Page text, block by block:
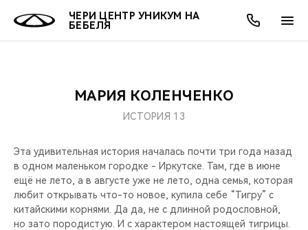
ЧЕРИ ЦЕНТР УНИКУМ НА
БЕБЕЛЯ
МОДЕЛИ
КРОССОВЕРЫ
СЕДАНЫ
ПОКУПАТЕЛЯМ
КРЕДИТ И СТРАХОВАНИЕ
ВЛАДЕЛЬЦАМ
ЗАПЧАСТИ И АКСЕССУАРЫ
ПОДДЕРЖКА
МИР CHERY
О БРЕНДЕ
CHERY В СОЦСЕТЯХ
АКЦИИ
ОНЛАЙН СЕРВИСЫ
КРЕДИТ
О КОМПАНИИ
МЫ В СОЦСЕТЯХ
МАРИЯ КОЛЕНЧЕНКО
ИСТОРИЯ 13
Эта удивительная история началась почти три года назад
в одном маленьком городке - Иркутске. Там, где в июне
ещё не лето, а в августе уже не лето, одна семья, которая
любит открывать что-то новое, купила себе “Тигру” с
китайскими корнями. Да да, не с длинной родословной,
но зато породистую. И с характером настоящей тигрицы.